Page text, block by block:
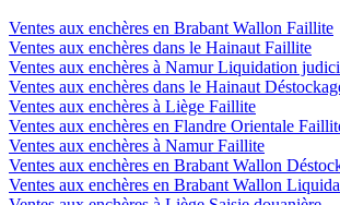
Ventes aux enchères en Brabant Wallon Faillite
Ventes aux enchères dans le Hainaut Faillite
Ventes aux enchères à Namur Liquidation
Ventes aux enchères dans le Hainaut
Ventes aux enchères à Liège Faillite
Ventes aux enchères en Flandre Orientale
Ventes aux enchères à Namur Faillite
Ventes aux enchères en Brabant Wallon
Ventes aux enchères en Brabant Wallon